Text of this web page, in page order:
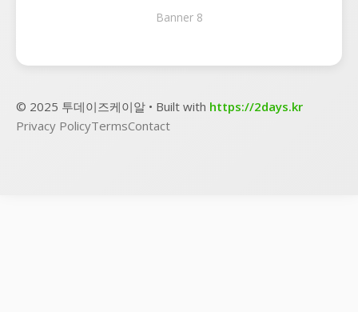
Banner 8
© 2025 투데이즈케이알 • Built with https://2days.kr
Privacy PolicyTermsContact